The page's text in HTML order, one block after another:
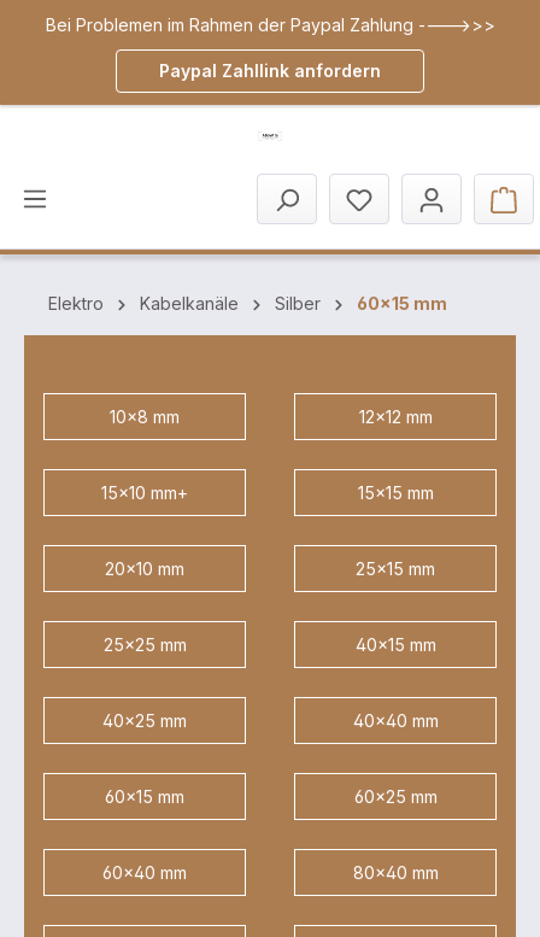
springen
Bei Problemen im Rahmen der Paypal Zahlung ---->>>
Paypal Zahllink anfordern
Elektro Kabelkanäle Silber 60x15 mm
10x8 mm 12x12 mm
15x10 mm+ 15x15 mm
20x10 mm 25x15 mm
25x25 mm 40x15 mm
40x25 mm 40x40 mm
60x15 mm 60x25 mm
60x40 mm 80x40 mm